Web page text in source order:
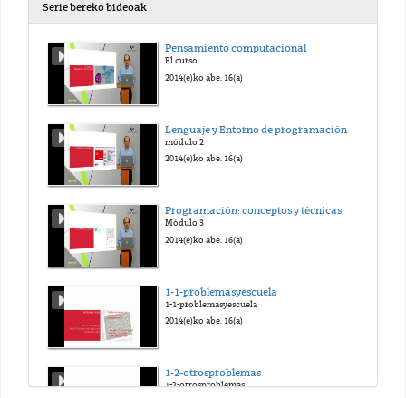
Serie bereko bideoak
Pensamiento computacional
El curso
2014(e)ko abe. 16(a)
Lenguaje y Entorno de programación
módulo 2
2014(e)ko abe. 16(a)
Programación: conceptos y técnicas
Módulo 3
2014(e)ko abe. 16(a)
1-1-problemasyescuela
1-1-problemasyescuela
2014(e)ko abe. 16(a)
1-2-otrosproblemas
1-2-otrosproblemas